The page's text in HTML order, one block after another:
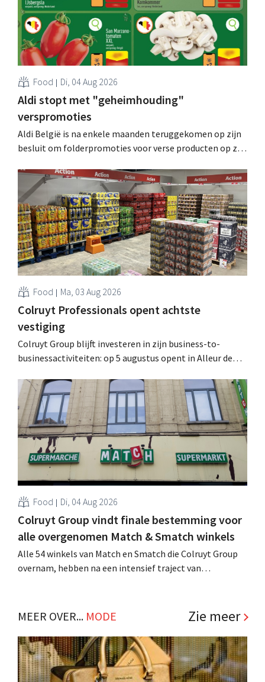
Food Di, 04 Aug 2026
Aldi stopt met "geheimhouding"
verspromoties
Aldi België is na enkele maanden teruggekomen op zijn
besluit om folderpromoties voor verse producten op zijn
werking treden: "Onze klanten willen goed
geïnformeerd worden." .
Food Ma, 03 Aug 2026
Colruyt Professionals opent achtste
vestiging
Colruyt Group blijft investeren in zijn business-to-
businessactiviteiten: op 5 augustus opent in Alleur de
winkelformule die zich uitsluitend richt op professionele
klanten. .
Food Di, 04 Aug 2026
Colruyt Group vindt finale bestemming voor
alle overgenomen Match & Smatch winkels
Alle 54 winkels van Match en Smatch die Colruyt Group
overnam, hebben na een intensief traject van
.MEER OVER... MODE Zie meer